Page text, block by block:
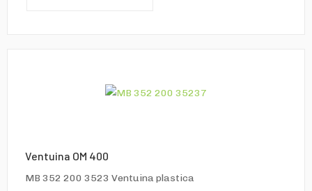
Ventuina OM 400
MB 352 200 3523 Ventuina plastica